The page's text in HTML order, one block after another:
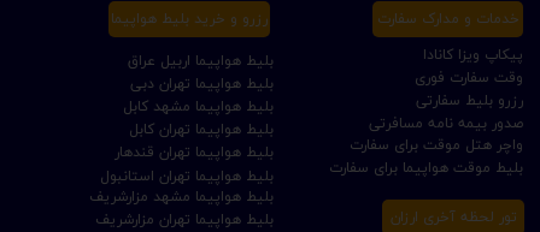
رزرو بلیط سفارتی
پیکاپ ویزا کانادا
بلیط هواپیما تهران کابل
بلیط هواپیما تهران مزارشریف
بلیط هواپیما مشهد کابل
بلیط هواپیما تهران قندهار
بلیط هواپیما مشهد مزارشریف
بلیط موقت هواپیما برای سفارت
واچر هتل موقت برای سفارت
بلیط هواپیما تهران دبی
بلیط هواپیما تهران استانبول
بلیط هواپیما اربیل عراق
صدور بیمه نامه مسافرتی
خدمات و مدارک سفارت رزرو و خرید بلیط هواپیما
تور لحظه آخری ارزان
وقت سفارت فوری